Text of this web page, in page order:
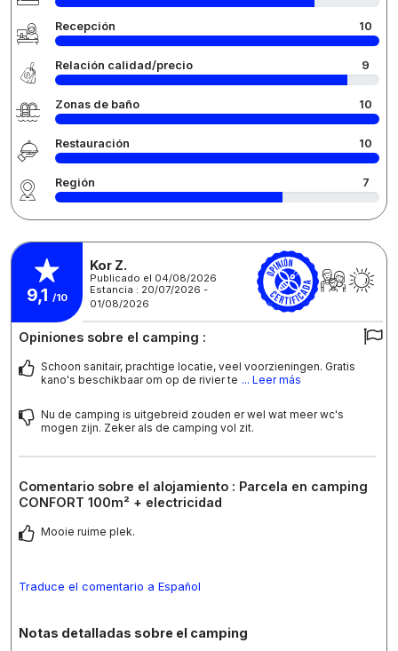
Recepción 10
Relación calidad/precio 9
Zonas de baño 10
Restauración 10
Región 7
9,1 /10
Kor Z.
Publicado el 04/08/2026
Estancia : 20/07/2026 -
01/08/2026
Opiniones sobre el camping :
Schoon sanitair, prachtige locatie, veel voorzieningen. Gratis
kano's beschikbaar om op de rivier te ... Leer más
Nu de camping is uitgebreid zouden er wel wat meer wc's
mogen zijn. Zeker als de camping vol zit.
Comentario sobre el alojamiento : Parcela en camping
CONFORT 100m² + electricidad
Mooie ruime plek.
Traduce el comentario a Español
Notas detalladas sobre el camping